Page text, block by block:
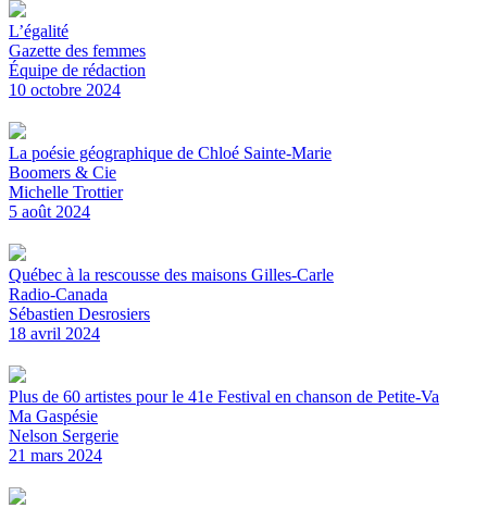
L’égalité
Gazette des femmes
Équipe de rédaction
10 octobre 2024
La poésie géographique de Chloé Sainte-Marie
Boomers & Cie
Michelle Trottier
5 août 2024
Québec à la rescousse des maisons Gilles-Carle
Radio-Canada
Sébastien Desrosiers
18 avril 2024
Plus de 60 artistes pour le 41e Festival en chanson de Petite-Va
Ma Gaspésie
Nelson Sergerie
21 mars 2024